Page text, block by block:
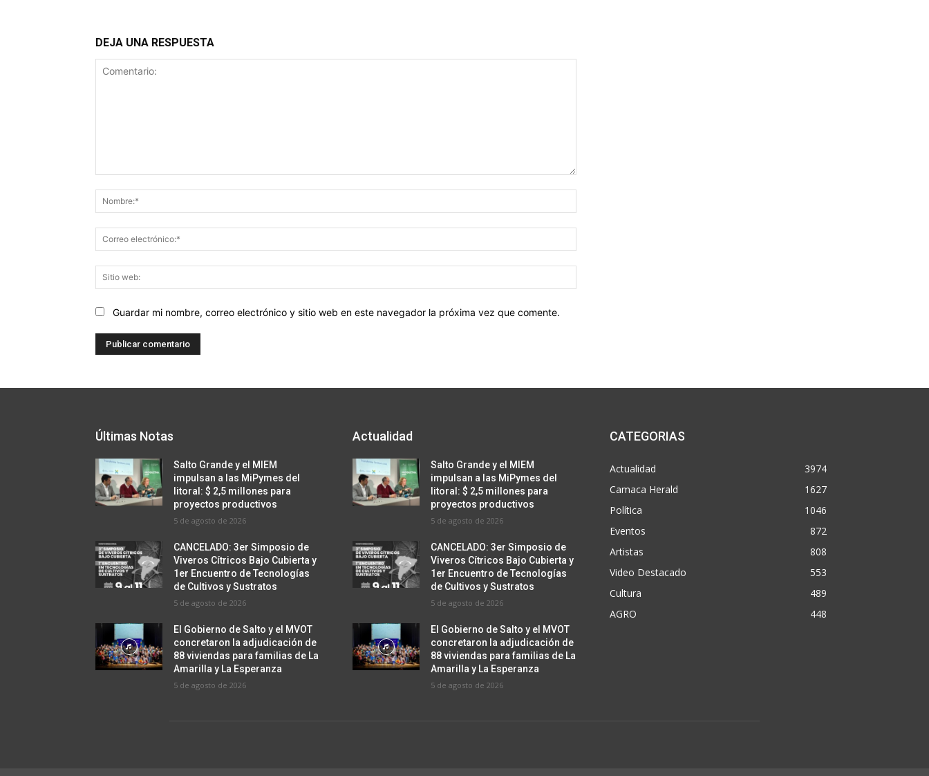
DEJA UNA RESPUESTA
electrónico:*
web:
Guardar mi nombre, correo electrónico y sitio web en este navegador la próxima vez que comente.
Últimas Notas
Salto Grande y el MIEM
impulsan a las MiPymes del
litoral: $ 2,5 millones para
proyectos productivos
5 de agosto de 2026
CANCELADO: 3er Simposio de
Viveros Cítricos Bajo Cubierta y
1er Encuentro de Tecnologías
de Cultivos y Sustratos
5 de agosto de 2026
El Gobierno de Salto y el MVOT
concretaron la adjudicación de
88 viviendas para familias de La
Amarilla y La Esperanza
5 de agosto de 2026
Actualidad
Salto Grande y el MIEM
impulsan a las MiPymes del
litoral: $ 2,5 millones para
proyectos productivos
5 de agosto de 2026
CANCELADO: 3er Simposio de
Viveros Cítricos Bajo Cubierta y
1er Encuentro de Tecnologías
de Cultivos y Sustratos
5 de agosto de 2026
El Gobierno de Salto y el MVOT
concretaron la adjudicación de
88 viviendas para familias de La
Amarilla y La Esperanza
5 de agosto de 2026
CATEGORIAS
Actualidad
3974
Camaca Herald
1627
Política
1046
Eventos
872
Artistas
808
Video Destacado
553
Cultura
489
AGRO
448